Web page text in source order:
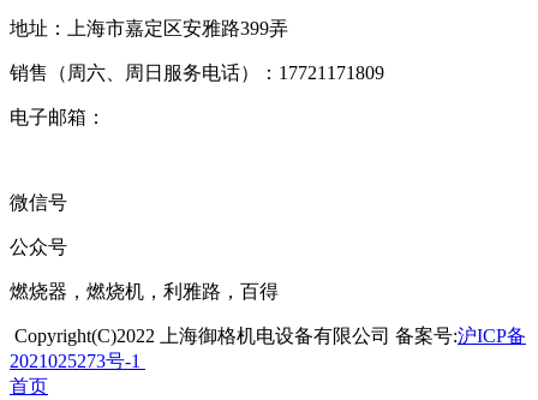
地址：上海市嘉定区安雅路399弄
销售（周六、周日服务电话）：17721171809
电子邮箱：
微信号
公众号
燃烧器，燃烧机，利雅路，百得
Copyright(C)2022 上海御格机电设备有限公司 备案号:沪ICP备
2021025273号-1
首页